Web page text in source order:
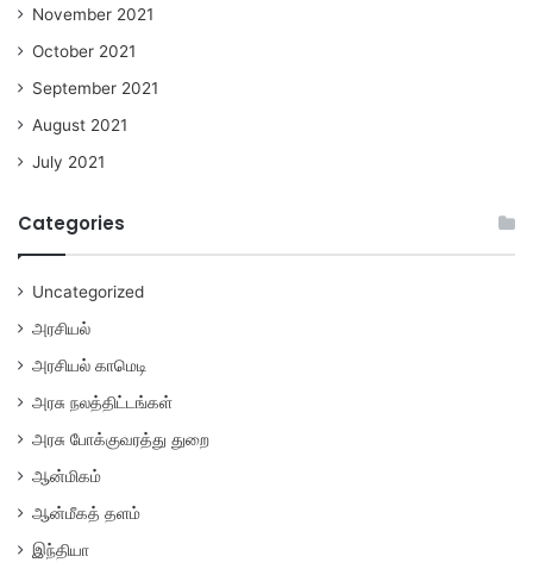
November 2021
October 2021
September 2021
August 2021
July 2021
Categories
Uncategorized
அரசியல்
அரசியல் காமெடி
அரசு நலத்திட்டங்கள்
அரசு போக்குவரத்து துறை
ஆன்மிகம்
ஆன்மீகத் தளம்
இந்தியா